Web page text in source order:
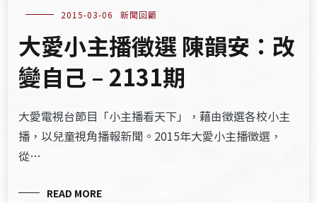
2015-03-06 新聞回顧
大愛小主播徵選 陳韻安：改
變自己 – 2131期
大愛電視台節目「小主播看天下」，藉由徵選各校小主
播，以兒童視角播報新聞。2015年大愛小主播徵選，
從…
READ MORE